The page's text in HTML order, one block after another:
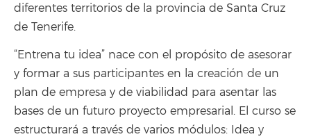
diferentes territorios de la provincia de Santa Cruz
de Tenerife.
“Entrena tu idea” nace con el propósito de asesorar
y formar a sus participantes en la creación de un
plan de empresa y de viabilidad para asentar las
bases de un futuro proyecto empresarial. El curso se
estructurará a través de varios módulos: Idea y